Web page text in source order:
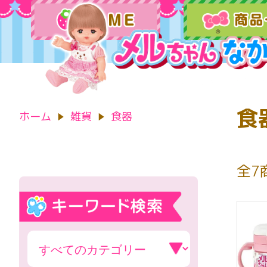
食
全7
ホーム 雑貨 食器